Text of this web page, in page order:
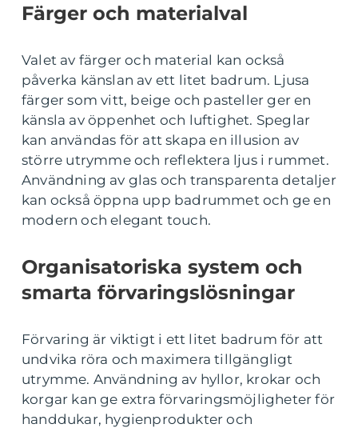
Färger och materialval
Valet av färger och material kan också
påverka känslan av ett litet badrum. Ljusa
färger som vitt, beige och pasteller ger en
känsla av öppenhet och luftighet. Speglar
kan användas för att skapa en illusion av
större utrymme och reflektera ljus i rummet.
Användning av glas och transparenta detaljer
kan också öppna upp badrummet och ge en
modern och elegant touch.
Organisatoriska system och
smarta förvaringslösningar
Förvaring är viktigt i ett litet badrum för att
undvika röra och maximera tillgängligt
utrymme. Användning av hyllor, krokar och
korgar kan ge extra förvaringsmöjligheter för
handdukar, hygienprodukter och